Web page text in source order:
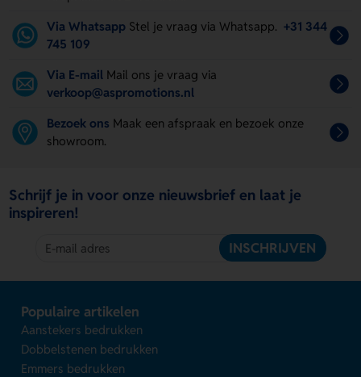
Via Whatsapp Stel je vraag via Whatsapp. +31 344
745 109
Via E-mail Mail ons je vraag via
verkoop@aspromotions.nl
Bezoek ons Maak een afspraak en bezoek onze
showroom.
Schrijf je in voor onze nieuwsbrief en laat je
inspireren!
INSCHRIJVEN
Populaire artikelen
Aanstekers bedrukken
Dobbelstenen bedrukken
Emmers bedrukken